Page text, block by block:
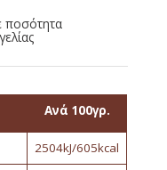
ποσότητα
Ανά 100γρ.
2504kJ/605kcal